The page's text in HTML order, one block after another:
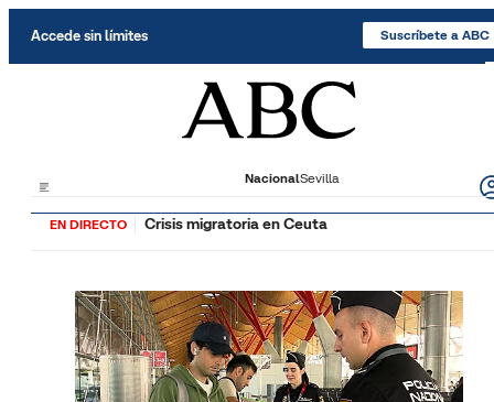
Accede sin límites Suscríbete a ABC
NacionalSevilla
EN DIRECTO Crisis migratoria en Ceuta